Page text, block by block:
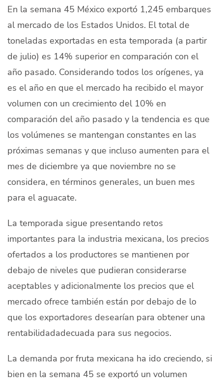
Quiénes Somos
Mercados
Contacto
En la semana 45 México exportó 1,245 embarques
al mercado de los Estados Unidos. El total de
toneladas exportadas en esta temporada (a partir
de julio) es 14% superior en comparación con el
año pasado. Considerando todos los orígenes, ya
es el año en que el mercado ha recibido el mayor
volumen con un crecimiento del 10% en
comparación del año pasado y la tendencia es que
los volúmenes se mantengan constantes en las
próximas semanas y que incluso aumenten para el
mes de diciembre ya que noviembre no se
considera, en términos generales, un buen mes
para el aguacate.
La temporada sigue presentando retos
importantes para la industria mexicana, los precios
ofertados a los productores se mantienen por
debajo de niveles que pudieran considerarse
aceptables y adicionalmente los precios que el
mercado ofrece también están por debajo de lo
que los exportadores desearían para obtener una
rentabilidadadecuada para sus negocios.
La demanda por fruta mexicana ha ido creciendo, si
bien en la semana 45 se exportó un volumen